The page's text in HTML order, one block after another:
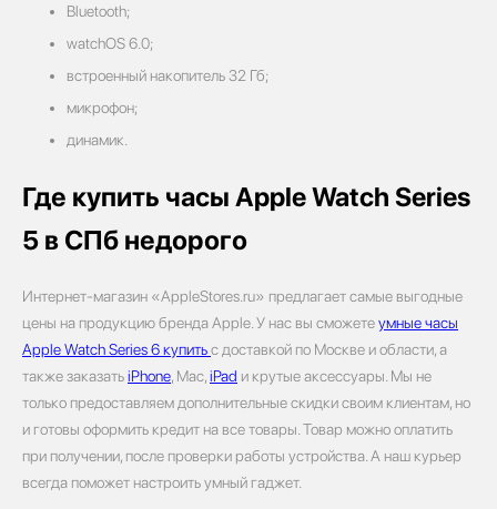
Bluetooth;
watchOS 6.0;
встроенный накопитель 32 Гб;
микрофон;
динамик.
Где купить часы Apple Watch Series
5 в СПб недорого
Интернет-магазин «AppleStores.ru» предлагает самые выгодные
цены на продукцию бренда Apple. У нас вы сможетеумные часы
Apple Watch Series 6 купитьс доставкой по Москве и области, а
также заказатьiPhone, Mac,iPad и крутые аксессуары. Мы не
только предоставляем дополнительные скидки своим клиентам, но
и готовы оформить кредит на все товары. Товар можно оплатить
при получении, после проверки работы устройства. А наш курьер
всегда поможет настроить умный гаджет.